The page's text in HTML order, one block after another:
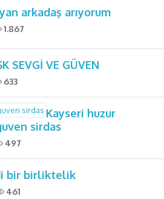
arkadaş arıyorum
1.867
SEVGİ VE GÜVEN
633
Kayseri huzur
sirdas
497
bir birliktelik
461